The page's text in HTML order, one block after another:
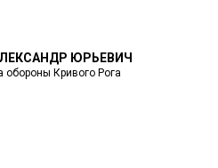
ЮРЬЕВИЧ
обороны Кривого Рога